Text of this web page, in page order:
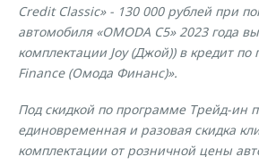
Credit Classic» - 130 000 рублей при
автомобиля «OMODA C5» 2023 года
комплектации Joy (Джой)) в кредит по
Finance (Омода Финанс)».
Под скидкой по программе Трейд-ин
единовременная и разовая скидка
комплектации от розничной цены